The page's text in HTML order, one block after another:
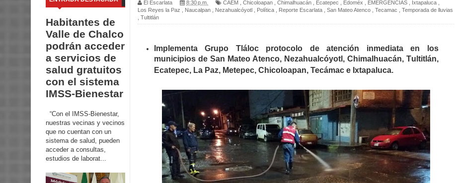
Habitantes de
Valle de Chalco
podrán acceder
a servicios de
salud gratuitos
con el sistema
IMSS-Bienestar
“Con el IMSS-Bienestar,
nuestras vecinas y vecinos
que no cuentan con un
sistema de salud, pueden
acceder a consultas,
estudios de laborat...
El Escarlata 8:30 p.m. CAEM Chicoloapan Chimalhuacán Ecatepec Edoméx EMERGENCIAS Ixtapaluca
Los Reyes la Paz
Naucalpan Nezahualcóyotl Política Reporte Escarlata San Mateo Atenco Tecamac
Temporada de lluvias
Tultitlán
Implementa Grupo Tláloc protocolo de atención inmediata en los
municipios de San Mateo Atenco, Nezahualcóyotl, Chimalhuacán, Tultitlán,
Ecatepec, La Paz, Metepec, Chicoloapan, Tecámac e Ixtapaluca.